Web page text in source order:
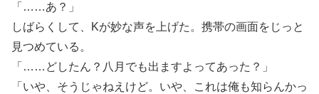
「……あ？」
しばらくして、Kが妙な声を上げた。携帯の画面をじっと
見つめている。
「……どしたん？八月でも出ますよってあった？」
「いや、そうじゃねえけど。いや、これは俺も知らんかっ